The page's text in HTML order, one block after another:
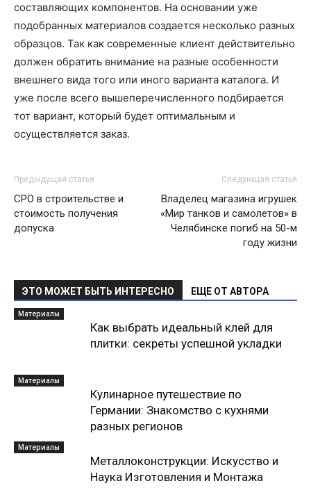
составляющих компонентов. На основании уже
подобранных материалов создается несколько разных
образцов. Так как современные клиент действительно
должен обратить внимание на разные особенности
внешнего вида того или иного варианта каталога. И
уже после всего вышеперечисленного подбирается
тот вариант, который будет оптимальным и
осуществляется заказ.
Предыдущая статья
СРО в строительстве и
стоимость получения
допуска
Следующая статья
Владелец магазина игрушек
«Мир танков и самолетов» в
Челябинске погиб на 50-м
году жизни
ЭТО МОЖЕТ БЫТЬ ИНТЕРЕСНО ЕЩЕ ОТ АВТОРА
Материалы
Как выбрать идеальный клей для
плитки: секреты успешной укладки
Материалы
Кулинарное путешествие по
Германии: Знакомство с кухнями
разных регионов
Материалы
Металлоконструкции: Искусство и
Наука Изготовления и Монтажа